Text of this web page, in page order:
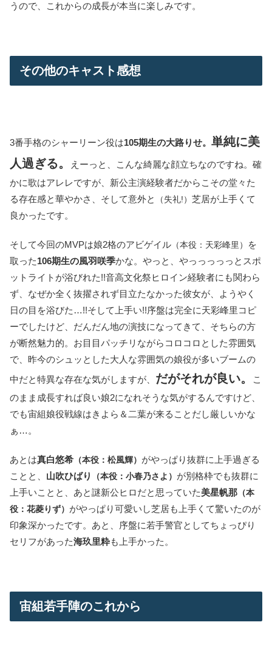
うので、これからの成長が本当に楽しみです。
その他のキャスト感想
3番手格のシャーリーン役は105期生の大路りせ。 単純に美
人過ぎる。
えーっと、こんな綺麗な顔立ちなのですね。確
かに歌はアレレですが、新公主演経験者だからこその堂々た
る存在感と華やかさ、そして意外と
（失礼!） 芝居が上手くて
良かったです。
そして今回のMVPは娘2格のアビゲイル （本役：天彩峰里）
を
取った106期生の風羽咲季かな。やっと、やっっっっっとスポ
ットライトが浴びれた!!音高文化祭ヒロイン経験者にも関わら
ず、なぜか全く抜擢されず目立たなかった彼女が、ようやく
日の目を浴びた…!!そして上手い!!序盤は完全に天彩峰里コピ
ーでしたけど、だんだん地の演技になってきて、そちらの方
が断然魅力的。お目目パッチリながらコロコロとした雰囲気
で、昨今のシュッとした大人な雰囲気の娘役が多いブームの
中だと特異な存在な気がしますが、 だがそれが良い。
こ
のまま成長すれば良い娘2になれそうな気がするんですけど、
でも宙組娘役戦線はきよら＆二葉が来ることだし厳しいかな
ぁ…。
あとは真白悠希 （本役：松風輝） がやっぱり抜群に上手過ぎる
ことと、 山吹ひばり （本役：小春乃さよ） が別格枠でも抜群に
上手いことと、あと謎新公ヒロだと思っていた美星帆那 （本
役：花菱りず） がやっぱり可愛いし芝居も上手くて驚いたのが
印象深かったです。あと、序盤に若手警官としてちょっぴり
セリフがあった海玖里粋も上手かった。
宙組若手陣のこれから